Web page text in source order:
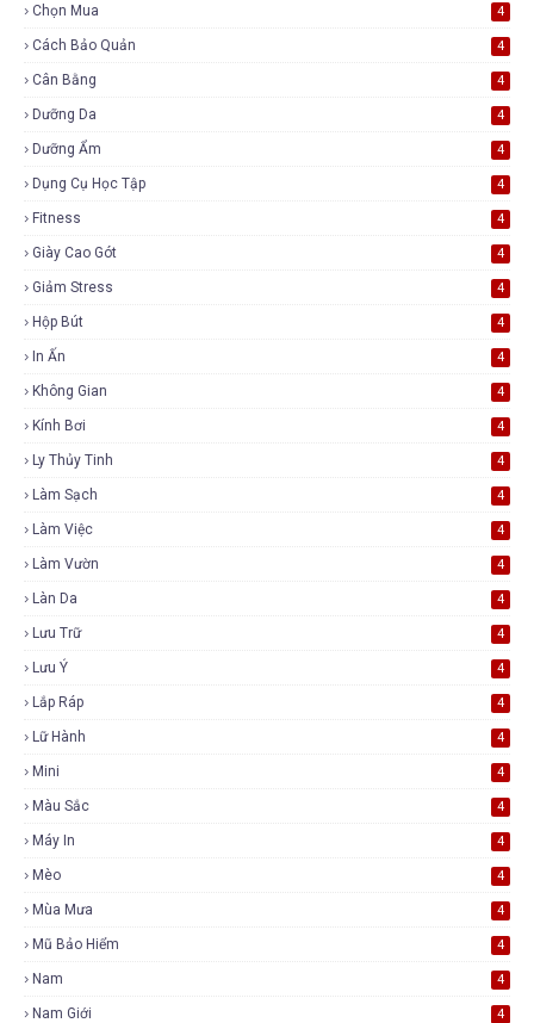
Chọn Mua 4
Cách Bảo Quản 4
Cân Bằng 4
Dưỡng Da 4
Dưỡng Ẩm 4
Dụng Cụ Học Tập 4
Fitness 4
Giày Cao Gót 4
Giảm Stress 4
Hộp Bút 4
In Ấn 4
Không Gian 4
Kính Bơi 4
Ly Thủy Tinh 4
Làm Sạch 4
Làm Việc 4
Làm Vườn 4
Làn Da 4
Lưu Trữ 4
Lưu Ý 4
Lắp Ráp 4
Lữ Hành 4
Mini 4
Màu Sắc 4
Máy In 4
Mèo 4
Mùa Mưa 4
Mũ Bảo Hiểm 4
Nam 4
Nam Giới 4